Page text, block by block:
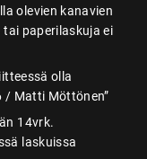
olevien kanavien
paperilaskuja ei
olla
/ Matti Möttönen”
14vrk.
laskuissa